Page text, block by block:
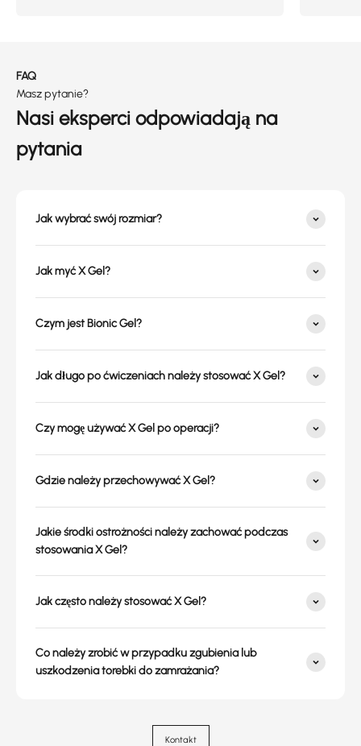
FAQ
Masz pytanie?
Nasi eksperci odpowiadają na
pytania
Jak wybrać swój rozmiar?
Jak myć X Gel?
Czym jest Bionic Gel?
Jak długo po ćwiczeniach należy stosować X Gel?
Czy mogę używać X Gel po operacji?
Gdzie należy przechowywać X Gel?
Jakie środki ostrożności należy zachować podczas
stosowania X Gel?
Jak często należy stosować X Gel?
Co należy zrobić w przypadku zgubienia lub
uszkodzenia torebki do zamrażania?
Kontakt